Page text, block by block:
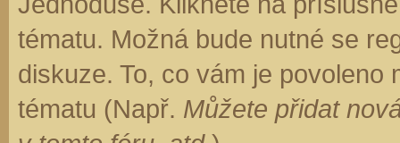
tématu. Možná bude nutné se
diskuze. To, co vám je
tématu (Např. Můžete přidat